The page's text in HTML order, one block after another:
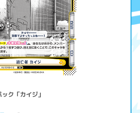
ク「カイジ」